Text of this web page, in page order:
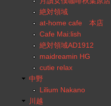
絶対領域
at-home cafe 本店
Cafe Mai:lish
絶対領域AD1912
maidreamin HG
cutie relax
中野
Lilium Nakano
川越